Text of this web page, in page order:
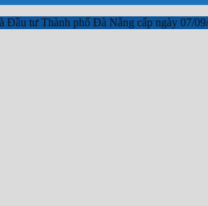
Đầu tư Thành phố Đà Nẵng cấp ngày 07/